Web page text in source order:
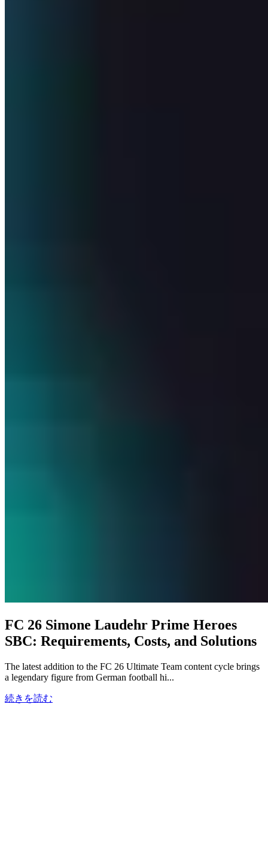
FC 26 Simone Laudehr Prime Heroes
SBC: Requirements, Costs, and Solutions
The latest addition to the FC 26 Ultimate Team content cycle brings
a legendary figure from German football hi...
続きを読む